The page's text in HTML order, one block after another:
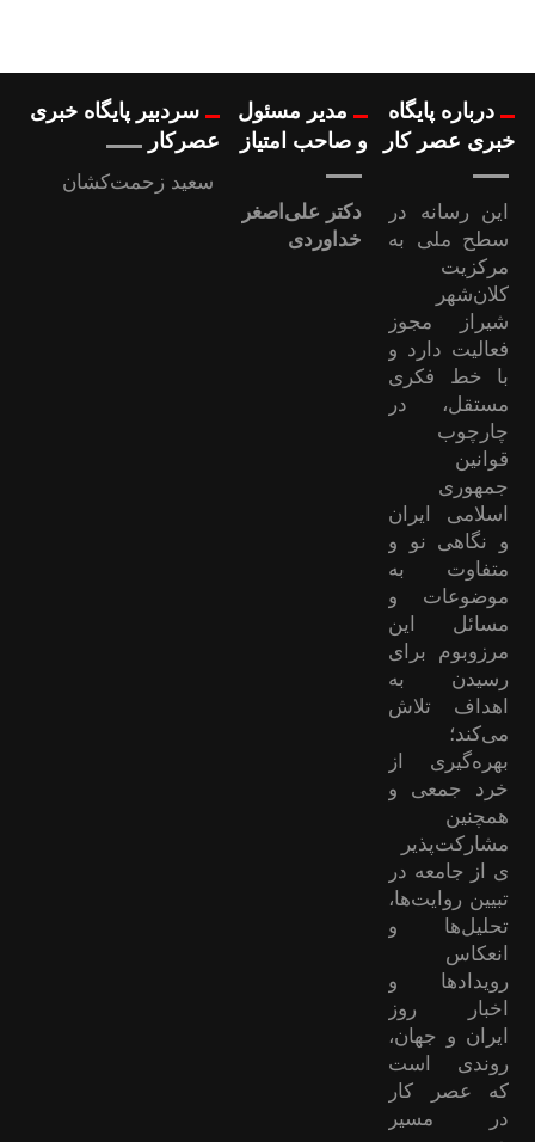
درباره پایگاه
خبری عصر کار
این رسانه در
سطح ملی به
مرکزیت
کلان‌شهر
شیراز مجوز
فعالیت دارد و
با خط فکری
مستقل، در
چارچوب
قوانین
جمهوری
اسلامی ایران
و نگاهی نو و
متفاوت به
موضوعات ‌و
مسائل این
مرزوبوم برای
رسیدن به
اهداف تلاش
می‌کند؛
بهره‌گیری از
خرد جمعی و
همچنین
مشارکت‌پذیر
ی از جامعه در
تبیین روایت‌ها،
تحلیل‌ها و
انعکاس
رویدادها و
اخبار روز
ایران و جهان،
روندی است
که عصر کار
در مسیر
مدیر مسئول
و صاحب امتیاز
دکتر علی‌اصغر
خداوردی
سردبیر پایگاه خبری
عصرکار
سعید زحمت‌کشان